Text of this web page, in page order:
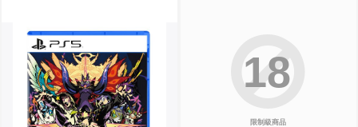
限制級商品
18